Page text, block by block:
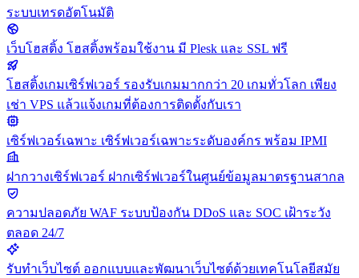
ระบบเทรดอัตโนมัติ
เว็บโฮสติ้ง โฮสติ้งพร้อมใช้งาน มี Plesk และ SSL ฟรี
โฮสติ้งเกมเซิร์ฟเวอร์ รองรับเกมมากกว่า 20 เกมทั่วโลก เพียง
เช่า VPS แล้วแจ้งเกมที่ต้องการติดตั้งกับเรา
เซิร์ฟเวอร์เฉพาะ เซิร์ฟเวอร์เฉพาะระดับองค์กร พร้อม IPMI
ฝากวางเซิร์ฟเวอร์ ฝากเซิร์ฟเวอร์ในศูนย์ข้อมูลมาตรฐานสากล
ความปลอดภัย WAF ระบบป้องกัน DDoS และ SOC เฝ้าระวัง
ตลอด 24/7
รับทำเว็บไซต์ ออกแบบและพัฒนาเว็บไซต์ด้วยเทคโนโลยีสมัย